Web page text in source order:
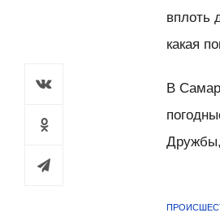
вплоть
какая
В